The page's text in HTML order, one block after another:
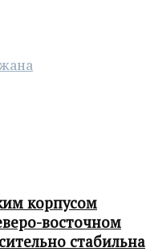
корпусом
восточном
стабильна